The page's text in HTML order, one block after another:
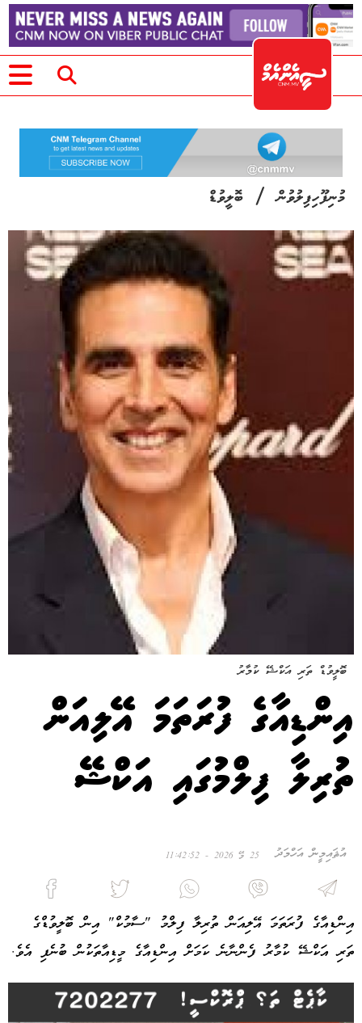
މުނިފޫހިފިލުވުން/ ބޮލީވުޑް
ބޮލީވުޑް ތަރި އަކްޝޭ ކުމާރު
އިންޑިއާގެ ފުރަތަމަ އޭލިއަން
ތުރިލާ ފިލްމުގައި އަކްޝޭ
އުޘައިމީން އަހްމަދު 25 މޭ 2026 - 11:42:52
އިންޑިއާގެ ފުރަތަމަ އޭލިއަން ތުރިލާ ފިލްމު "ސާމުކް" އިން ބޮލީވުޑްގެ
ތަރި އަކްޝޭ ކުމާރު ފެންނާނެ ކަމަށް އިންޑިއާގެ މީޑިއާތަކުން ބުނެފި އެވެ.